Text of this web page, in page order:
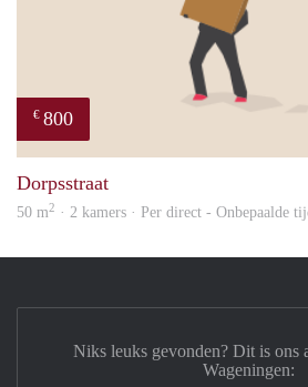
€ 800
Dorpsstraat
50 m2 · 2 kamers · Per direct - Onbepaalde
Niks leuks gevonden? Dit is ons
Wageningen: